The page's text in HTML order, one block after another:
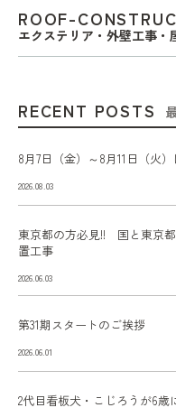
ROOF-
エクステリア・外壁工事・
RECENT POSTS
8月7日（金）～8月11日（火
2026.08.03
東京都の方必見!! 国と東京
置工事
2026.06.03
第31期スタートのご挨拶
2026.06.01
2代目看板犬・こじろうが6歳